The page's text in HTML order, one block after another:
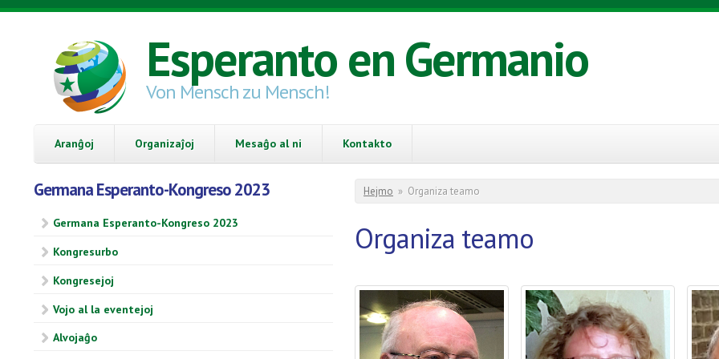
Skip to main content
Esperanto en Germanio
Von Mensch zu Mensch!
Aranĝoj Organizaĵoj Mesaĝo al ni Kontakto
Germana Esperanto-Kongreso 2023
Germana Esperanto-Kongreso 2023
Kongresurbo
Kongresejoj
Vojo al la eventejoj
Alvojaĝo
You are here
Hejmo » Organiza teamo
Organiza teamo